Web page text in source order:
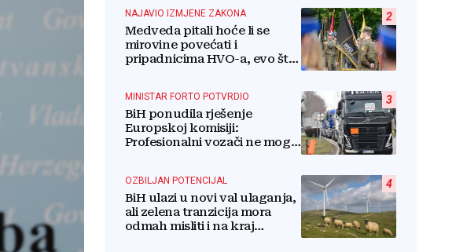
2
NAJAVIO IZMJENE ZAKONA
Medveda pitali hoće li se
mirovine povećati i
pripadnicima HVO-a, evo što
3
MINISTAR FORTO POTVRDIO
BiH ponudila rješenje
Europskoj komisiji:
Profesionalni vozači ne mogu
4
OZBILJAN POTENCIJAL
BiH ulazi u novi val ulaganja,
ali zelena tranzicija mora
odmah misliti i na kraj